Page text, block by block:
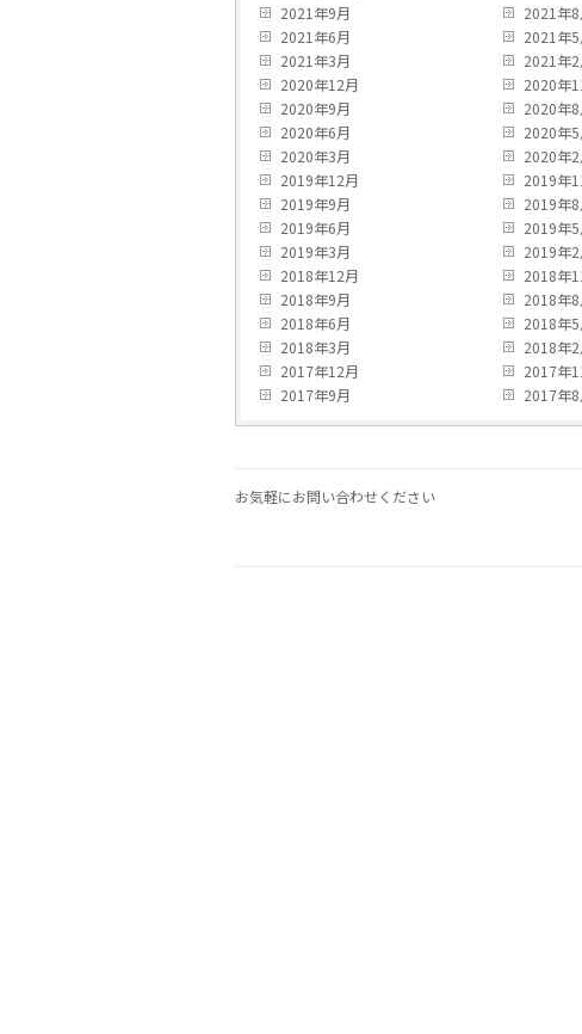
2021年9月
2021年8
2021年6月
2021年5
2021年3月
2021年2
2020年12月
2020年
2020年9月
2020年8
2020年6月
2020年5
2020年3月
2020年2
2019年12月
2019年
2019年9月
2019年8
2019年6月
2019年5
2019年3月
2019年2
2018年12月
2018年
2018年9月
2018年8
2018年6月
2018年5
2018年3月
2018年2
2017年12月
2017年
2017年9月
2017年8
お気軽にお問い合わせください